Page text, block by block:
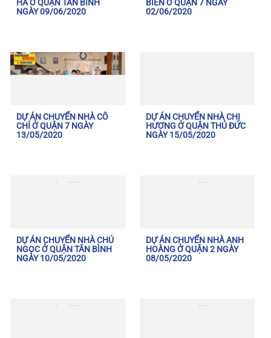
HÀ Ở QUẬN TÂN BÌNH
NGÀY 09/06/2020
BIỄN Ở QUẬN 7 NGÀY
02/06/2020
DỰ ÁN CHUYỂN NHÀ CÔ
CHÍ Ở QUẬN 7 NGÀY
13/05/2020
DỰ ÁN CHUYỂN NHÀ CHỊ
HƯƠNG Ở QUẬN THỦ ĐỨC
NGÀY 15/05/2020
DỰ ÁN CHUYỂN NHÀ CHÚ
NGỌC Ở QUẬN TÂN BÌNH
NGÀY 10/05/2020
DỰ ÁN CHUYỂN NHÀ ANH
HOÀNG Ở QUẬN 2 NGÀY
08/05/2020